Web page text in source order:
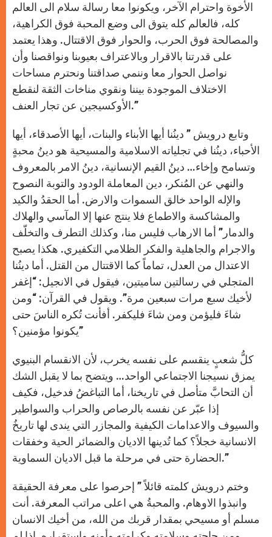
الأخوة واحترام الآخر، ويكونوا معا رسالة سلام الى العالم
كله، فالعالم كله يتوق الى وضع المحبة فوق الكراهية،
والمصالحة فوق الحرب، والحوار فوق الاقتتال. وهذا يعتمد
على قدرتنا بالاقرار وبالاعتراف بعيوبنا ونواقصنا وأن
نواصل الحوار معا وننمي صداقتنا ونحترم مساحات
الاختلاف الموجودة بيننا ونقوي مناخات الثقة لنقطع
الأوكسيجين عن تجار العنف.”
وتابع درويش ” دينُنا أيها الأبناء والبنات، أيها الأصدقاء، أيها
الأحباء، دينُنا في تجلياته الاسلامية والمسيحية هو دينُ محبةٍ
وتسامح وإخاء… دينُ القيم الإنسانية، دينُ الامر بالمعروف
والنهي عن المُنكر، دين المعاملة الودود والتوبة النصوح
والإله الواحد خالق السموات والارض. أما الحقدُ والكيد
والمشاكسة والاطماع فلا ينتج عنها إلا المآسي والهلاك
والدمار” أما الارهاب فليس منا، وكذلك التطرف والتخلّف
والاجرام والجاهلية والفكر الظلامي التكفيري. هكذا يصبح
الاعتدال من العدل، تماماً كما الاقتتال من القتل. أما دينُنا
المتجلي في رسالتين ساميتين، فيقول في الانجيل: “إغفر
لأخيك سبع مرات سبعين مرة”. ويقول في القرآن: “ومن
شاءَ فليؤمن ومن شاءَ فليكفر. أفأنت تُكره الناسَ حتى
يكونوا مؤمنين؟”
كلُّ شعبٍ ينقسم على نفسه يخرب، لأن الانقسام البنيوي
يمزق نسيجنا الاجتماعي الواحد… ويتضح بما لا يقبل الشك
أن التحابَّ متأصل في تاريخنا، أما التباغضُ فدخيل، فكيف
إذا عبّر عن نفسه بالرصاص والحراب والسواطير
والسيوف والاعدامات الكيفية والمجازر التي يندى لها تاريخُ
الانسانية خجلاً؟ كما تُدينها الاديان والضمائر الحية وخفقات
الحضارة حتى في مرحلة ما قبل الاديان السماوية.”
وختم درويش كلمته قائلاً ” إحرصوا على معرفة الحقيقة
وانبذوا الاوهام. والمحبةُ هي اعلى مراتب المعرفة. أنت
مسلم أو مسيحي بمقدار قربك من الله، من أخيك الانسان